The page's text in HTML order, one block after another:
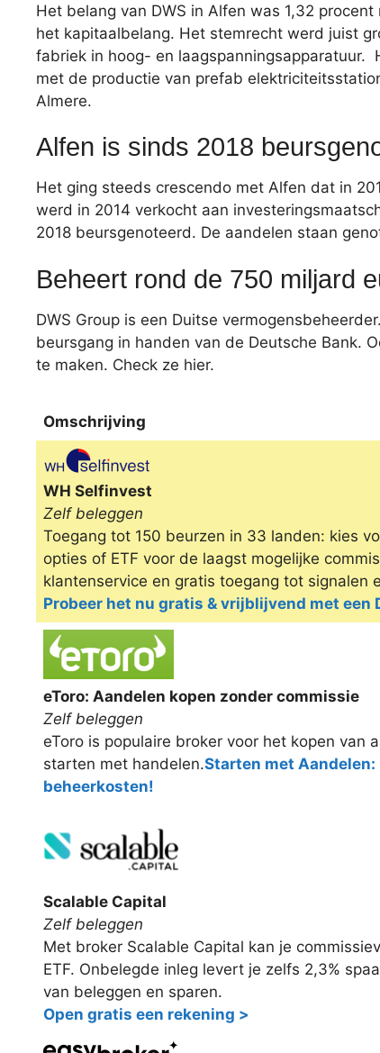
Het belang van DWS in Alfen was 1,32
het kapitaalbelang. Het stemrecht werd juist
fabriek in hoog- en laagspanningsapparatuur.
met de productie van prefab
Almere.
Alfen is sinds 2018
Het ging steeds crescendo met Alfen dat in
werd in 2014 verkocht aan
2018 beursgenoteerd. De aandelen staan
Beheert rond de 750 miljard
DWS Group is een Duitse
beursgang in handen van de Deutsche Bank.
te maken. Check ze hier.
Omschrijving
Omschrijving
WH Selfinvest
Zelf beleggen
Toegang tot 150 beurzen in 33 landen: kies
opties of ETF voor de laagst mogelijke
klantenservice en gratis toegang tot signalen
Probeer het nu gratis & vrijblijvend met een
eToro: Aandelen kopen zonder commissie
Zelf beleggen
eToro is populaire broker voor het kopen van
starten met handelen.Starten met
beheerkosten!
Scalable Capital
Zelf beleggen
Met broker Scalable Capital kan je
ETF. Onbelegde inleg levert je zelfs 2,3%
van beleggen en sparen.
Open gratis een rekening >